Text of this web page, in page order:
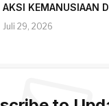
AKSI KEMANUSIAAN
Juli 29, 2026